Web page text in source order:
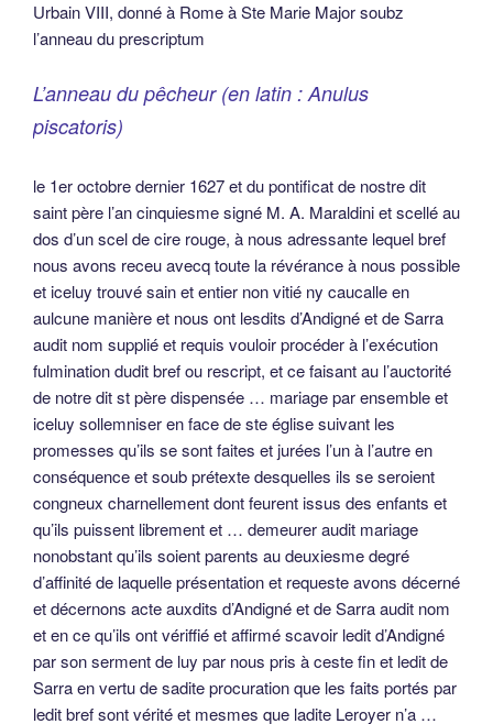
Urbain VIII, donné à Rome à Ste Marie Major soubz
l’anneau du prescriptum
L’anneau du pêcheur (en latin : Anulus
piscatoris)
le 1er octobre dernier 1627 et du pontificat de nostre dit
saint père l’an cinquiesme signé M. A. Maraldini et scellé au
dos d’un scel de cire rouge, à nous adressante lequel bref
nous avons receu avecq toute la révérance à nous possible
et iceluy trouvé sain et entier non vitié ny caucalle en
aulcune manière et nous ont lesdits d’Andigné et de Sarra
audit nom supplié et requis vouloir procéder à l’exécution
fulmination dudit bref ou rescript, et ce faisant au l’auctorité
de notre dit st père dispensée … mariage par ensemble et
iceluy sollemniser en face de ste église suivant les
promesses qu’ils se sont faites et jurées l’un à l’autre en
conséquence et soub prétexte desquelles ils se seroient
congneux charnellement dont feurent issus des enfants et
qu’ils puissent librement et … demeurer audit mariage
nonobstant qu’ils soient parents au deuxiesme degré
d’affinité de laquelle présentation et requeste avons décerné
et décernons acte auxdits d’Andigné et de Sarra audit nom
et en ce qu’ils ont vériffié et affirmé scavoir ledit d’Andigné
par son serment de luy par nous pris à ceste fin et ledit de
Sarra en vertu de sadite procuration que les faits portés par
ledit bref sont vérité et mesmes que ladite Leroyer n’a …